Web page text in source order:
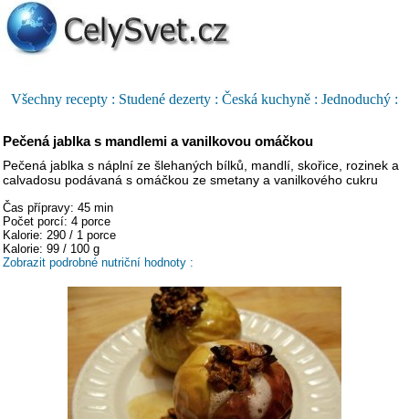
Všechny recepty : Studené dezerty : Česká kuchyně : Jednoduchý :
Pečená jablka s mandlemi a vanilkovou omáčkou
Pečená jablka s náplní ze šlehaných bílků, mandlí, skořice, rozinek a
calvadosu podávaná s omáčkou ze smetany a vanilkového cukru
Čas přípravy: 45 min
Počet porcí: 4 porce
Kalorie: 290 / 1 porce
Kalorie: 99 / 100 g
Zobrazit podrobné nutriční hodnoty :